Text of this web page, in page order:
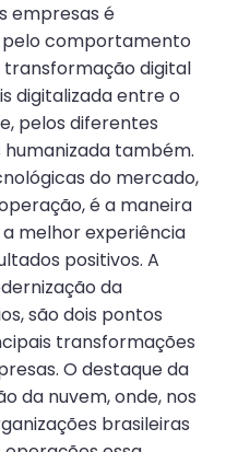
empresas é
pelo comportamento
transformação digital
digitalizada entre o
pelos diferentes
também.
do mercado,
é a maneira
melhor experiência
positivos. A
da
são dois pontos
transformações
O destaque da
da nuvem, onde, nos
brasileiras